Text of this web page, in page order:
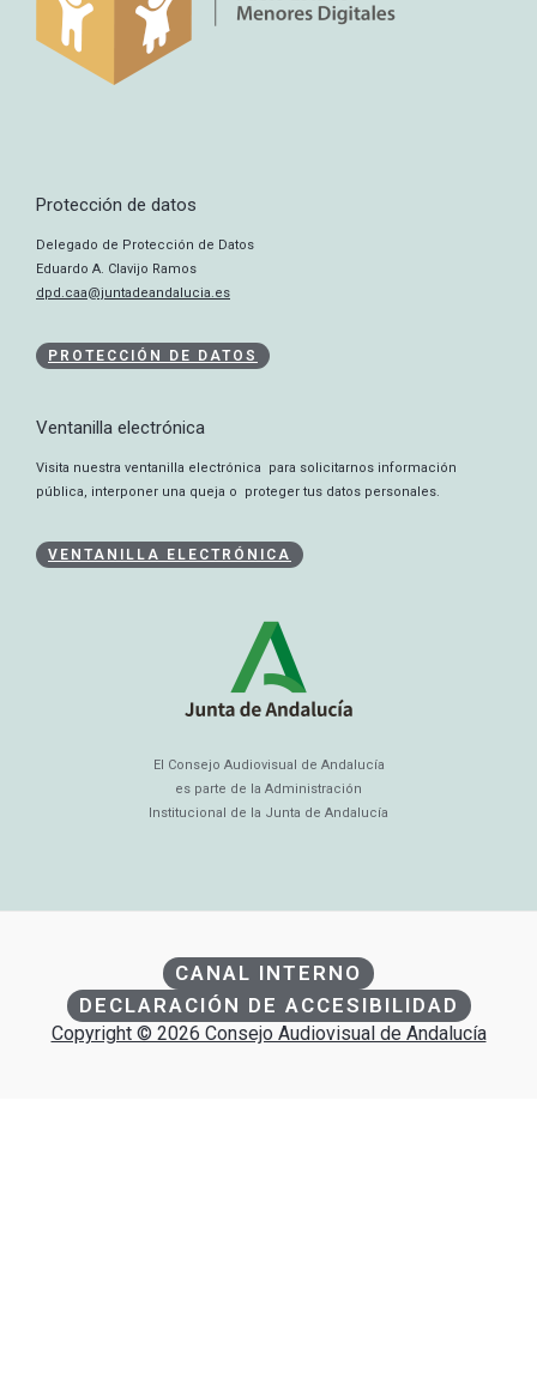
Protección de datos
Delegado de Protección de Datos
Eduardo A. Clavijo Ramos
dpd.caa@juntadeandalucia.es
PROTECCIÓN DE DATOS
Ventanilla electrónica
Visita nuestra ventanilla electrónica para solicitarnos información
pública, interponer una queja o proteger tus datos personales.
VENTANILLA ELECTRÓNICA
El Consejo Audiovisual de Andalucía
es parte de la Administración
Institucional de la Junta de Andalucía
CANAL INTERNO
DECLARACIÓN DE ACCESIBILIDAD
Copyright © 2026 Consejo Audiovisual de Andalucía